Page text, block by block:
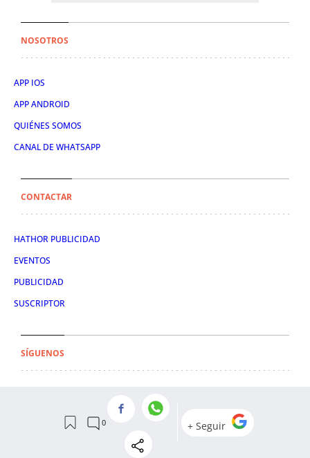
NOSOTROS
APP IOS
APP ANDROID
QUIÉNES SOMOS
CANAL DE WHATSAPP
CONTACTAR
HATHOR PUBLICIDAD
EVENTOS
PUBLICIDAD
SUSCRIPTOR
SÍGUENOS